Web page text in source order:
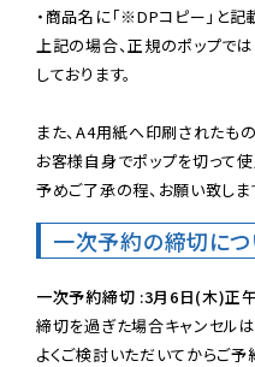
・商品名に「※DPコピー」と
上記の場合、正規のポップで
しております。
また、A4用紙へ印刷されたも
お客様自身でポップを切って使
予めご了承の程、お願い致しま
一次予約の締切につ
一次予約締切 :3月6日(木)正
締切を過ぎた場合キャンセル
よくご検討いただいてからご予